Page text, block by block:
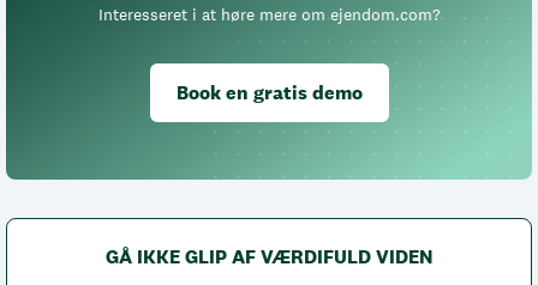
Interesseret i at høre mere om ejendom.com?
Book en gratis demo
GÅ IKKE GLIP AF VÆRDIFULD VIDEN